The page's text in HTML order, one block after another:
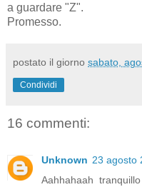
a guardare "Z".
Promesso.
postato il giorno sabato,
Condividi
16 commenti:
Unknown 23 agosto
Aahhahaah